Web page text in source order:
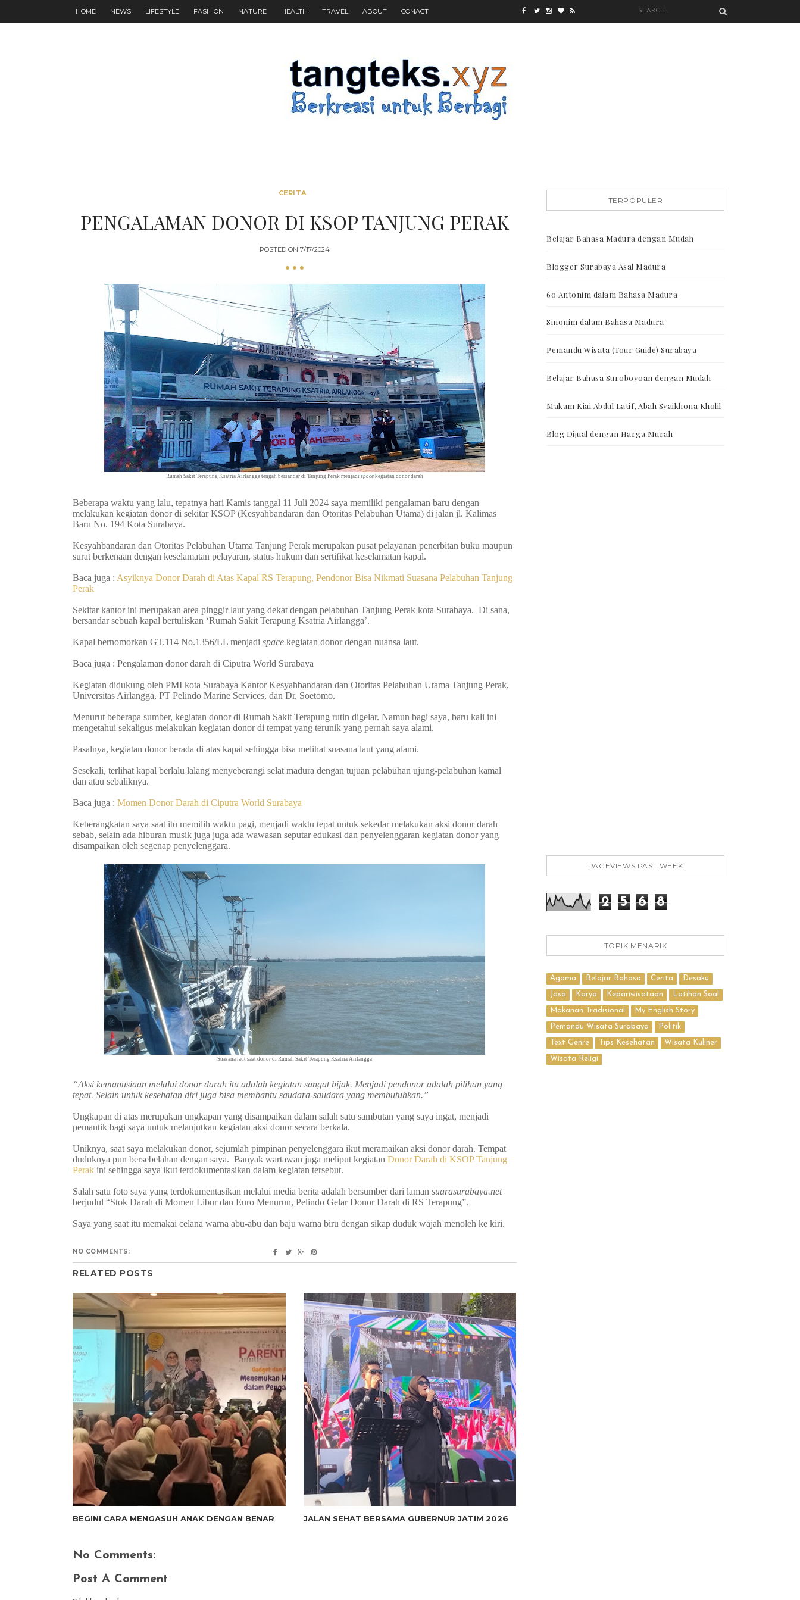
HOME NEWS LIFESTYLE FASHION NATURE HEALTH TRAVEL ABOUT CONACT
CERITA
PENGALAMAN DONOR DI KSOP TANJUNG PERAK
POSTED ON 7/17/2024
Rumah Sakit Terapung Ksatria Airlangga tengah bersandar di Tanjung Perak menjadi space kegiatan donor darah
Beberapa waktu yang lalu, tepatnya hari Kamis tanggal 11 Juli 2024 saya memiliki pengalaman baru dengan
melakukan kegiatan donor di sekitar KSOP (Kesyahbandaran dan Otoritas Pelabuhan Utama) di jalan jl. Kalimas
Baru No. 194 Kota Surabaya.
Kesyahbandaran dan Otoritas Pelabuhan Utama Tanjung Perak merupakan pusat pelayanan penerbitan buku maupun
surat berkenaan dengan keselamatan pelayaran, status hukum dan sertifikat keselamatan kapal.
Baca juga : Asyiknya Donor Darah di Atas Kapal RS Terapung, Pendonor Bisa Nikmati Suasana Pelabuhan Tanjung
Perak
Sekitar kantor ini merupakan area pinggir laut yang dekat dengan pelabuhan Tanjung Perak kota Surabaya. Di sana,
bersandar sebuah kapal bertuliskan ‘Rumah Sakit Terapung Ksatria Airlangga’.
Kapal bernomorkan GT.114 No.1356/LL menjadi space kegiatan donor dengan nuansa laut.
Baca juga : Pengalaman donor darah di Ciputra World Surabaya
Kegiatan didukung oleh PMI kota Surabaya Kantor Kesyahbandaran dan Otoritas Pelabuhan Utama Tanjung Perak,
Universitas Airlangga, PT Pelindo Marine Services, dan Dr. Soetomo.
Menurut beberapa sumber, kegiatan donor di Rumah Sakit Terapung rutin digelar. Namun bagi saya, baru kali ini
mengetahui sekaligus melakukan kegiatan donor di tempat yang terunik yang pernah saya alami.
Pasalnya, kegiatan donor berada di atas kapal sehingga bisa melihat suasana laut yang alami.
Sesekali, terlihat kapal berlalu lalang menyeberangi selat madura dengan tujuan pelabuhan ujung-pelabuhan kamal
dan atau sebaliknya.
Baca juga : Momen Donor Darah di Ciputra World Surabaya
Keberangkatan saya saat itu memilih waktu pagi, menjadi waktu tepat untuk sekedar melakukan aksi donor darah
sebab, selain ada hiburan musik juga juga ada wawasan seputar edukasi dan penyelenggaran kegiatan donor yang
disampaikan oleh segenap penyelenggara.
Suasana laut saat donor di Rumah Sakit Terapung Ksatria Airlangga
“Aksi kemanusiaan melalui donor darah itu adalah kegiatan sangat bijak. Menjadi pendonor adalah pilihan yang
tepat. Selain untuk kesehatan diri juga bisa membantu saudara-saudara yang membutuhkan.”
Ungkapan di atas merupakan ungkapan yang disampaikan dalam salah satu sambutan yang saya ingat, menjadi
pemantik bagi saya untuk melanjutkan kegiatan aksi donor secara berkala.
Uniknya, saat saya melakukan donor, sejumlah pimpinan penyelenggara ikut meramaikan aksi donor darah. Tempat
duduknya pun bersebelahan dengan saya. Banyak wartawan juga meliput kegiatan Donor Darah di KSOP Tanjung
Perak ini sehingga saya ikut terdokumentasikan dalam kegiatan tersebut.
Salah satu foto saya yang terdokumentasikan melalui media berita adalah bersumber dari laman suarasurabaya.net
berjudul “Stok Darah di Momen Libur dan Euro Menurun, Pelindo Gelar Donor Darah di RS Terapung”.
Saya yang saat itu memakai celana warna abu-abu dan baju warna biru dengan sikap duduk wajah menoleh ke kiri.
NO COMMENTS:
RELATED POSTS
BEGINI CARA MENGASUH ANAK DENGAN BENAR JALAN SEHAT BERSAMA GUBERNUR JATIM 2026
No Comments:
Post A Comment
TERPOPULER
Belajar Bahasa Madura dengan Mudah
Blogger Surabaya Asal Madura
60 Antonim dalam Bahasa Madura
Sinonim dalam Bahasa Madura
Pemandu Wisata (Tour Guide) Surabaya
Belajar Bahasa Suroboyoan dengan Mudah
Makam Kiai Abdul Latif, Abah Syaikhona Kholil
Blog Dijual dengan Harga Murah
PAGEVIEWS PAST WEEK
2 5 6 8
TOPIK MENARIK
Agama Belajar Bahasa Cerita Desaku
Jasa Karya Kepariwisataan Latihan Soal
Makanan Tradisional My English Story
Pemandu Wisata Surabaya Politik
Text Genre Tips Kesehatan Wisata Kuliner
Wisata Religi